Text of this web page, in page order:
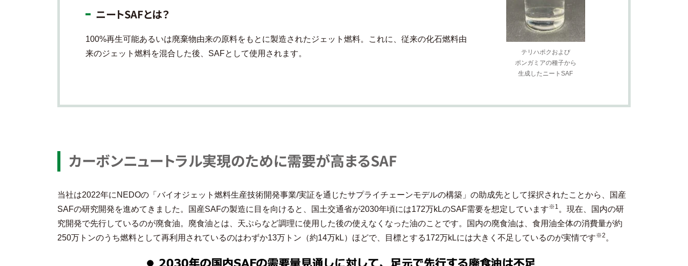
テリハポクおよび
ポンガミアの種子から
生成したニートSAF
ニートSAFとは？
100%再生可能あるいは廃棄物由来の原料をもとに製造されたジェット燃料。これに、従来の化石燃料由
来のジェット燃料を混合した後、SAFとして使用されます。
カーボンニュートラル実現のために需要が高まるSAF
当社は2022年にNEDOの「バイオジェット燃料生産技術開発事業/実証を通じたサプライチェーンモデルの構築」の助成先として採択されたことから、国産
SAFの研究開発を進めてきました。国産SAFの製造に目を向けると、国土交通省が2030年頃には172万kLのSAF需要を想定しています※1 。現在、国内の研
究開発で先行しているのが廃食油。廃食油とは、天ぷらなど調理に使用した後の使えなくなった油のことです。国内の廃食油は、食用油全体の消費量が約
250万トンのうち燃料として再利用されているのはわずか13万トン（約14万kL）ほどで、目標とする172万kLには大きく不足しているのが実情です※2 。